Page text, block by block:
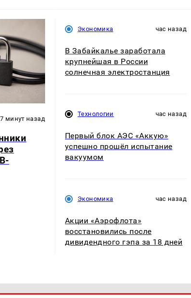
минут назад
Экономика час назад
В Забайкалье заработала
крупнейшая в России
солнечная электростанция
Технологии час назад
Первый блок АЭС «Аккую»
успешно прошёл испытание
вакуумом
Экономика час назад
Акции «Аэрофлота»
восстановились после
дивидендного гэпа за 18 дней